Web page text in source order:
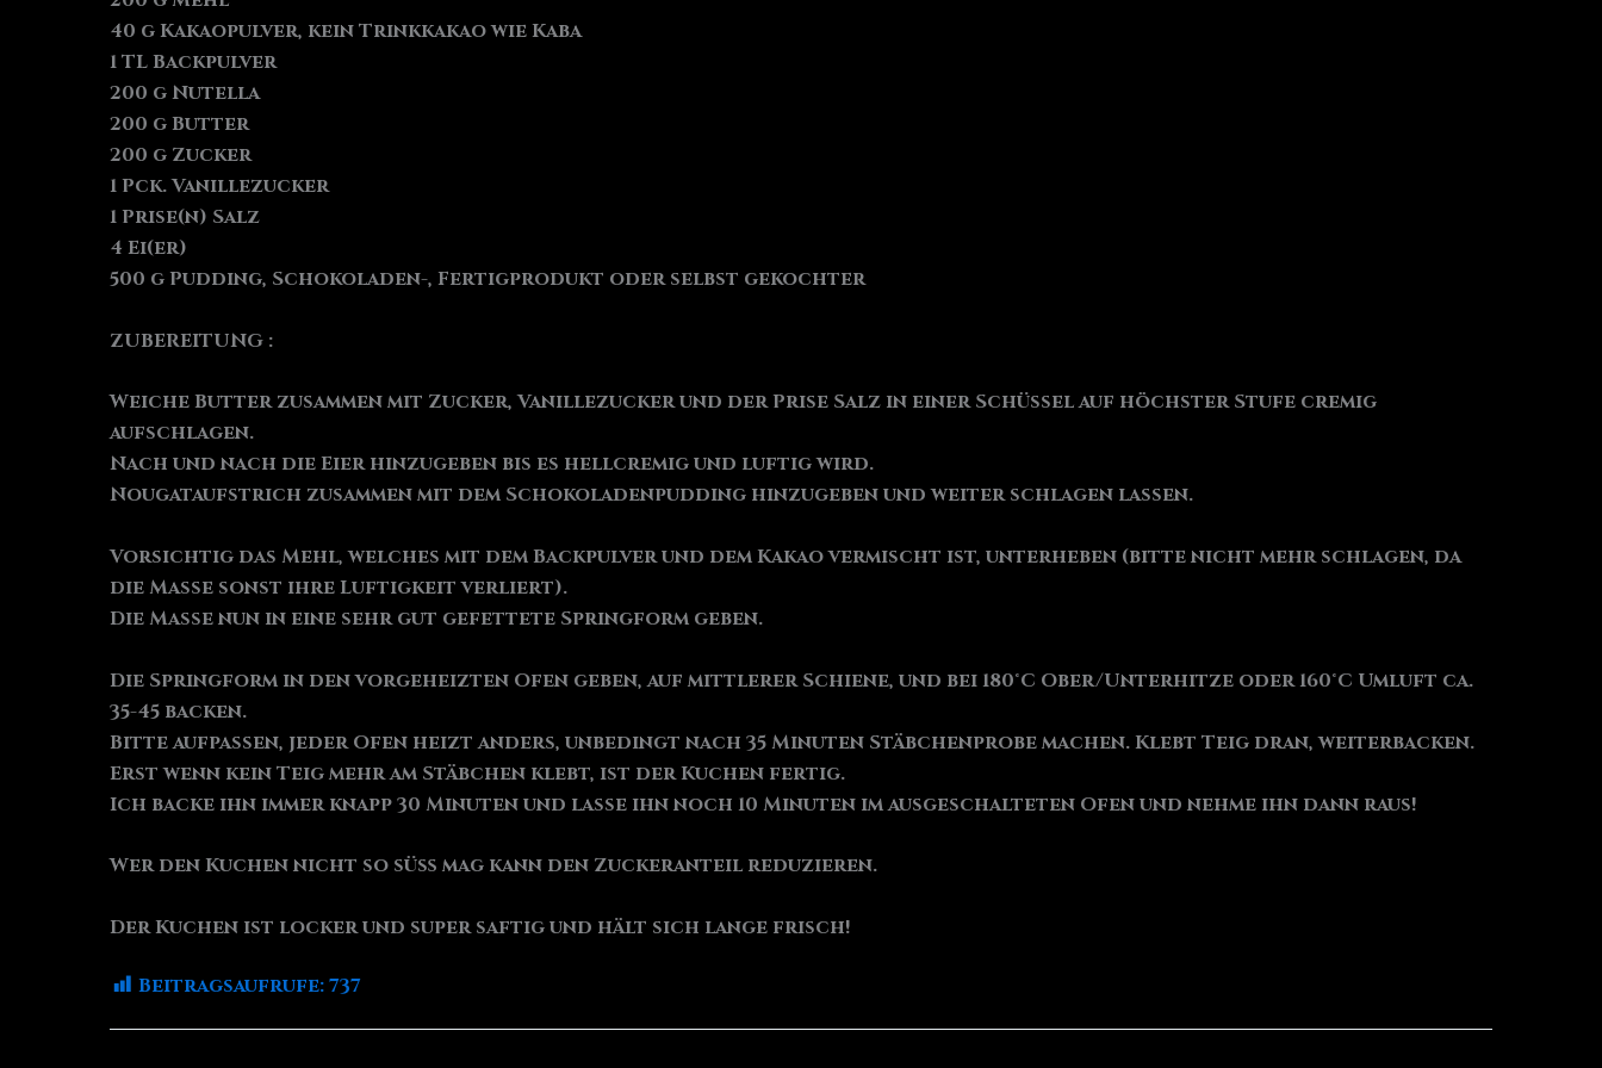
40 g Kakaopulver, kein Trinkkakao wie Kaba
1 TL Backpulver
200 g Nutella
200 g Butter
200 g Zucker
1 Pck. Vanillezucker
1 Prise(n) Salz
4 Ei(er)
500 g Pudding, Schokoladen-, Fertigprodukt oder selbst gekochter
ZUBEREITUNG :
Weiche Butter zusammen mit Zucker, Vanillezucker und der Prise Salz in einer Schüssel auf höchster Stufe cremig
aufschlagen.
Nach und nach die Eier hinzugeben bis es hellcremig und luftig wird.
Nougataufstrich zusammen mit dem Schokoladenpudding hinzugeben und weiter schlagen lassen.
Vorsichtig das Mehl, welches mit dem Backpulver und dem Kakao vermischt ist, unterheben (bitte nicht mehr schlagen, da
die Masse sonst ihre Luftigkeit verliert).
Die Masse nun in eine sehr gut gefettete Springform geben.
Die Springform in den vorgeheizten Ofen geben, auf mittlerer Schiene, und bei 180°C Ober/Unterhitze oder 160°C Umluft ca.
35-45 backen.
Bitte aufpassen, jeder Ofen heizt anders, unbedingt nach 35 Minuten Stäbchenprobe machen. Klebt Teig dran, weiterbacken.
Erst wenn kein Teig mehr am Stäbchen klebt, ist der Kuchen fertig.
Ich backe ihn immer knapp 30 Minuten und lasse ihn noch 10 Minuten im ausgeschalteten Ofen und nehme ihn dann raus!
Wer den Kuchen nicht so süß mag kann den Zuckeranteil reduzieren.
Der Kuchen ist locker und super saftig und hält sich lange frisch!
Beitragsaufrufe:737